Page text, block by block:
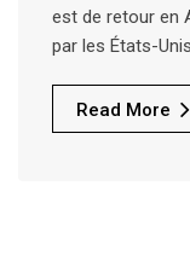
est de retour en
par les États-Unis.
Read More